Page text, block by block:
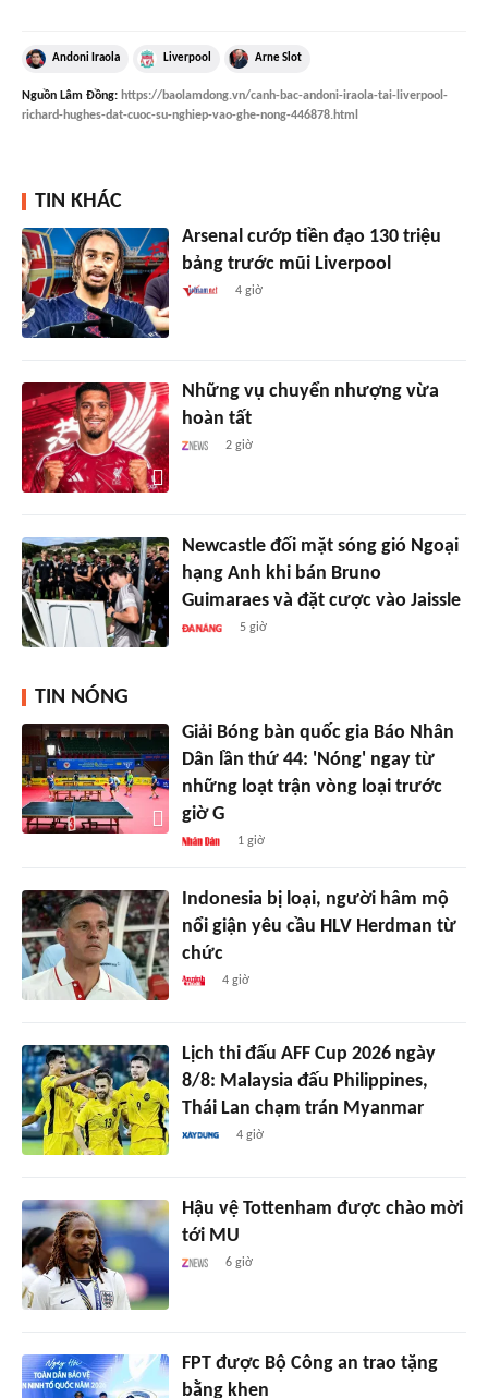
Andoni Iraola Liverpool Arne Slot
Nguồn Lâm Đồng: https://baolamdong.vn/canh-bac-andoni-iraola-tai-liverpool-
richard-hughes-dat-cuoc-su-nghiep-vao-ghe-nong-446878.html
TIN KHÁC
Arsenal cướp tiền đạo 130 triệu
bảng trước mũi Liverpool
4 giờ
Những vụ chuyển nhượng vừa
hoàn tất
2 giờ
Newcastle đối mặt sóng gió Ngoại
hạng Anh khi bán Bruno
Guimaraes và đặt cược vào Jaissle
5 giờ
TIN NÓNG
Giải Bóng bàn quốc gia Báo Nhân
Dân lần thứ 44: 'Nóng' ngay từ
những loạt trận vòng loại trước
giờ G
1 giờ
Indonesia bị loại, người hâm mộ
nổi giận yêu cầu HLV Herdman từ
chức
4 giờ
Lịch thi đấu AFF Cup 2026 ngày
8/8: Malaysia đấu Philippines,
Thái Lan chạm trán Myanmar
4 giờ
Hậu vệ Tottenham được chào mời
tới MU
6 giờ
FPT được Bộ Công an trao tặng
bằng khen